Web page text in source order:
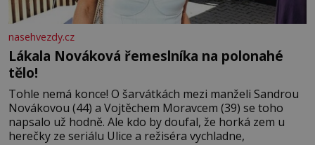
nasehvezdy.cz
Lákala Nováková řemeslníka na polonahé
tělo!
Tohle nemá konce! O šarvátkách mezi manželi Sandrou
Novákovou (44) a Vojtěchem Moravcem (39) se toho
napsalo už hodně. Ale kdo by doufal, že horká zem u
herečky ze seriálu Ulice a režiséra vychladne,